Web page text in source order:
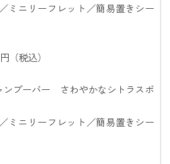
ニリーフレット／簡易置きシー
（税込）
プーバー さわやかなシトラスボ
ニリーフレット／簡易置きシー